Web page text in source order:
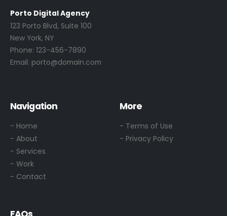
Porto Digital Agency
123 Porto Blvd, Suite 100
New York, NY
Phone: 123-456-7890
Email: porto@domain.com
Navigation
- Home
- About
- Services
- Work
- Contact
More
- Terms of Use
- Privacy Policy